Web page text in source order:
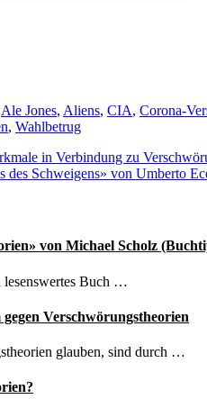
Ale Jones, Aliens, CIA, Corona-
, Wahlbetrug
in Verbindung zu
des Schweigens» von Umberto
von Michael Scholz
lesenswertes Buch …
Verschwörungstheorien
glauben, sind durch …